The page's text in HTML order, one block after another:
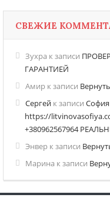
СВЕЖИЕ
Зухра к записи
ГАРАНТИЕЙ
Амирк записи
Сергейк записи
https://
+380962567964
Энверк записи
Марина к записи